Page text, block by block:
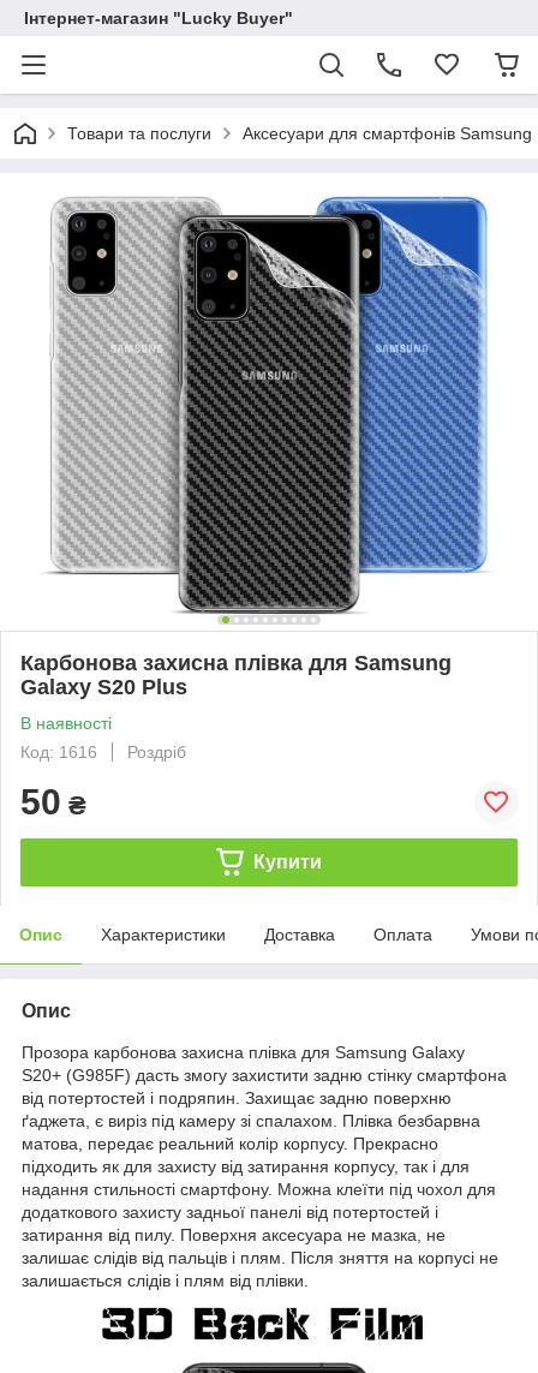
Інтернет-магазин "Lucky Buyer"
Товари та послуги Аксесуари для смартфонів Samsung
Карбонова захисна плівка для Samsung
Galaxy S20 Plus
В наявності
Код: 1616
Роздріб
50 ₴
Купити
Опис Характеристики Доставка Оплата Умови
Опис
Прозора карбонова захисна плівка для Samsung Galaxy
S20+ (G985F) дасть змогу захистити задню стінку смартфона
від потертостей і подряпин. Захищає задню поверхню
ґаджета, є виріз під камеру зі спалахом. Плівка безбарвна
матова, передає реальний колір корпусу. Прекрасно
підходить як для захисту від затирання корпусу, так і для
надання стильності смартфону. Можна клеїти під чохол для
додаткового захисту задньої панелі від потертостей і
затирання від пилу. Поверхня аксесуара не мазка, не
залишає слідів від пальців і плям. Після зняття на корпусі не
залишається слідів і плям від плівки.